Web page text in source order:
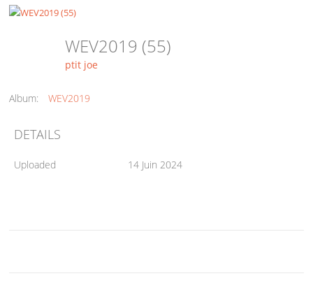
WEV2019 (55)
ptit joe
Album: WEV2019
DETAILS
Uploaded 14 Juin 2024